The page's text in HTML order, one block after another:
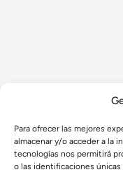
Para ofrecer las mejores
almacenar y/o acceder a la
tecnologías nos permitirá
o las identificaciones